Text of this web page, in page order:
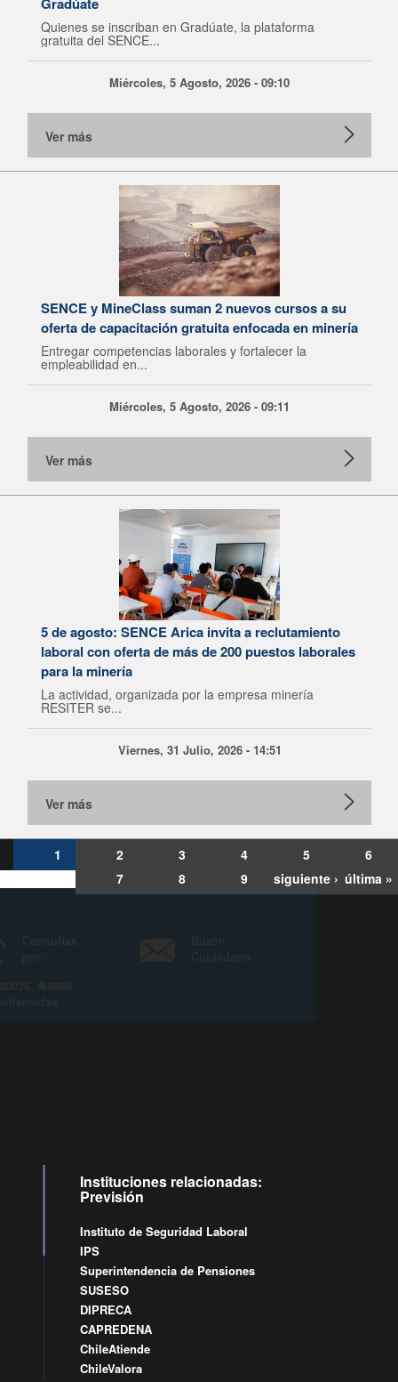
Quienes se inscriban en Gradúate, la plataforma
gratuita del SENCE...
Miércoles, 5 Agosto, 2026 - 09:10
Ver más
SENCE y MineClass suman 2 nuevos cursos a su
oferta de capacitación gratuita enfocada en minería
Entregar competencias laborales y fortalecer la
empleabilidad en...
Miércoles, 5 Agosto, 2026 - 09:11
Ver más
5 de agosto: SENCE Arica invita a reclutamiento
laboral con oferta de más de 200 puestos laborales
para la minería
La actividad, organizada por la empresa minería
RESITER se...
Viernes, 31 Julio, 2026 - 14:51
Ver más
1 2 3 4 5
6
7
8 9 siguiente › última »
Instituciones relacionadas:
Previsión
Instituto de Seguridad Laboral
IPS
Superintendencia de Pensiones
SUSESO
DIPRECA
CAPREDENA
ChileAtiende
ChileValora